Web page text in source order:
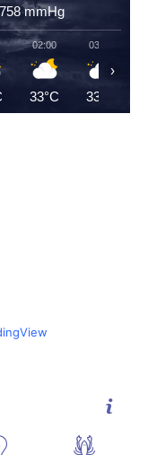
758mmHg
02:00
33°C
03:00
33°C
›